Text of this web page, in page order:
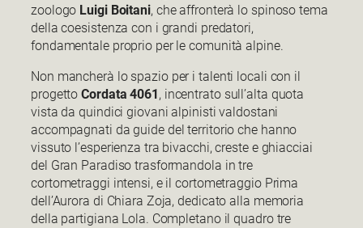
zoologo Luigi Boitani, che affronterà lo spinoso tema
della coesistenza con i grandi predatori,
fondamentale proprio per le comunità alpine.
Non mancherà lo spazio per i talenti locali con il
progettoCordata 4061 , incentrato sull’alta quota
vista da quindici giovani alpinisti valdostani
accompagnati da guide del territorio che hanno
vissuto l’esperienza tra bivacchi, creste e ghiacciai
del Gran Paradiso trasformandola in tre
cortometraggi intensi, e il cortometraggio Prima
dell’Aurora di Chiara Zoja, dedicato alla memoria
della partigiana Lola. Completano il quadro tre